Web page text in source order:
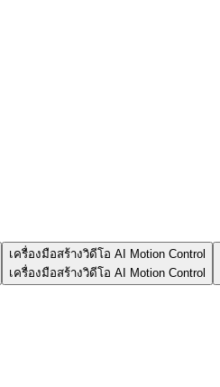
เครื่องมือสร้างวิดีโอ AI Motion Control
เครื่องมือสร้างวิดีโอ AI Motion Control